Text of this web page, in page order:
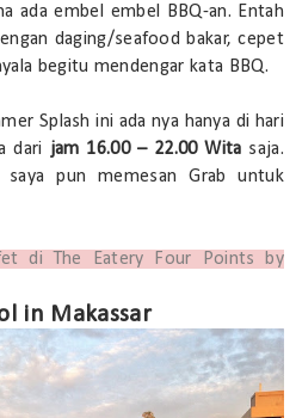
ada embel embel BBQ-an. Entah
daging/seafood bakar, cepet
begitu mendengar kata BBQ.
Splash ini ada nya hanya di hari
dari jam 16.00 – 22.00 Wita saja.
pun memesan Grab untuk
di The Eatery Four Points by
in Makassar